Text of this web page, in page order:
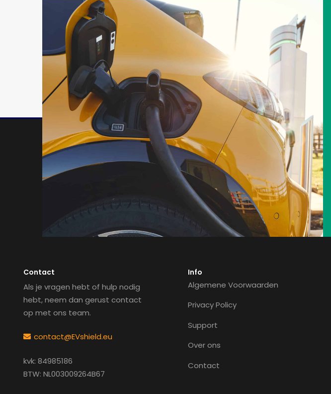
Contact
Als je vragen hebt of hulp nodig
hebt, neem dan gerust contact
op met ons team.
contact@EVshield.eu
kvk: 84985186
BTW: NL003009264B67
Info
Algemene Voorwaarden
Privacy Policy
Support
Over ons
Contact